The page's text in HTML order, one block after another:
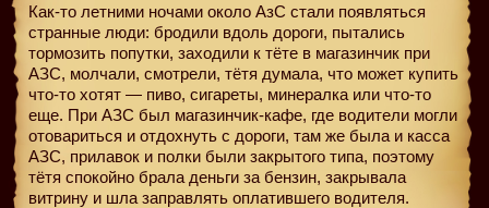
Как-то летними ночами около АзС стали появляться
странные люди: бродили вдоль дороги, пытались
тормозить попутки, заходили к тёте в магазинчик при
АЗС, молчали, смотрели, тётя думала, что может купить
что-то хотят — пиво, сигареты, минералка или что-то
еще. При АЗС был магазинчик-кафе, где водители могли
отовариться и отдохнуть с дороги, там же была и касса
АЗС, прилавок и полки были закрытого типа, поэтому
тётя спокойно брала деньги за бензин, закрывала
витрину и шла заправлять оплатившего водителя.